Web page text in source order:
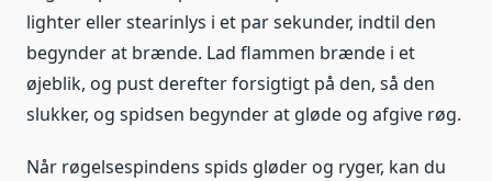
lighter eller stearinlys i et par sekunder, indtil den
begynder at brænde. Lad flammen brænde i et
øjeblik, og pust derefter forsigtigt på den, så den
slukker, og spidsen begynder at gløde og afgive røg.
Når røgelsespindens spids gløder og ryger, kan du